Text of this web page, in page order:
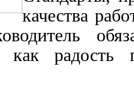
качества
как радость